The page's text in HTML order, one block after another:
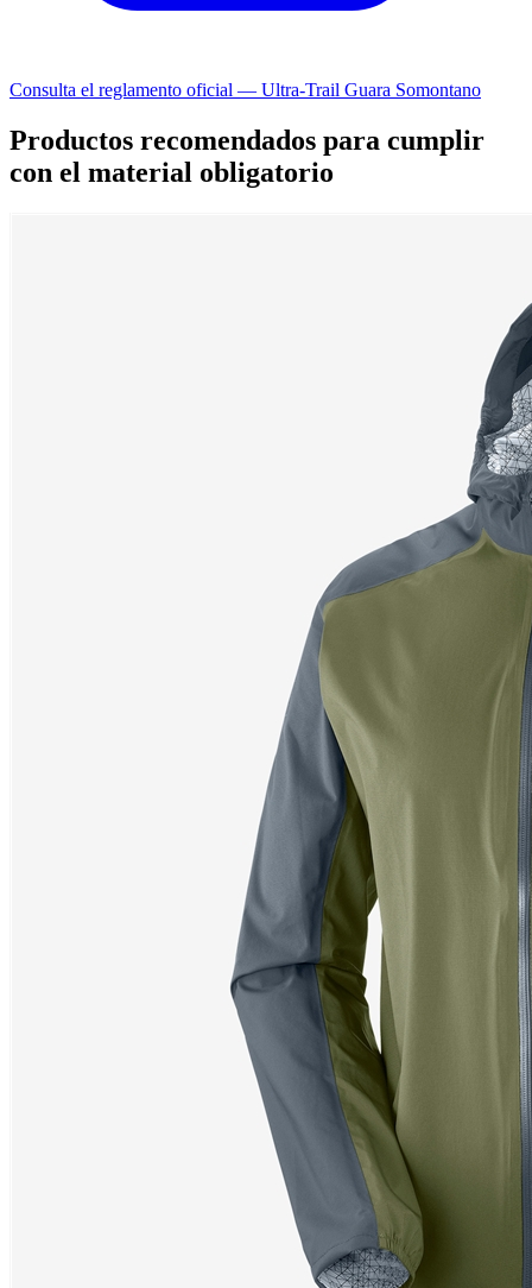
Consulta el reglamento oficial — Ultra-Trail Guara Somontano
Productos recomendados para cumplir
con el material obligatorio